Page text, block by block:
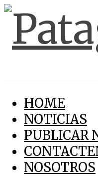
HOME
NOTICIAS
PUBLICAR
NOSOTROS